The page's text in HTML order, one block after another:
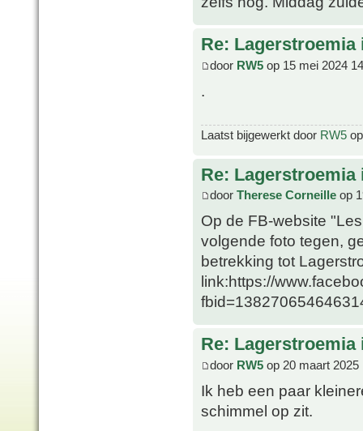
Re:
door RW5 op 15 mei 2024
.
Laatst bijgewerkt door RW5
Re:
door Therese Corneille op
Op de FB-website
volgende foto tegen,
betrekking tot
link:https://
Re:
door RW5 op 20 maart 2025
Ik heb een paar
schimmel op zit.